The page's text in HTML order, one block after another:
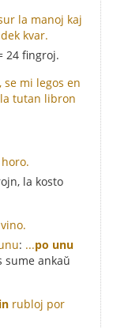
la manoj kaj
kvar.
24 fingroj.
mi legos en
tutan libron
la kosto
: ...po unu
sume ankaŭ
rubloj por